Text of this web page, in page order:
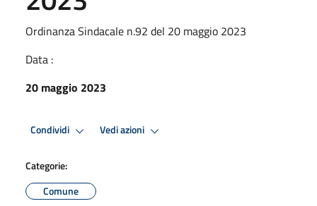
Ordinanza Sindacale n.92 del 20 maggio 2023
Data :
20 maggio 2023
Condividi Vedi azioni
Categorie:
Comune